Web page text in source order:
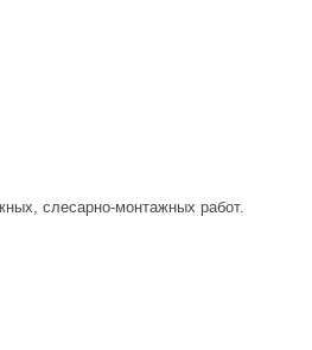
слесарно-монтажных работ.